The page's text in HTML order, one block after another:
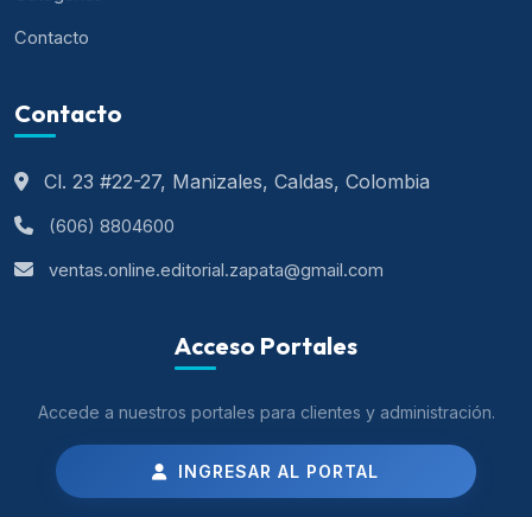
Contacto
Contacto
Cl. 23 #22-27, Manizales, Caldas, Colombia
(606) 8804600
ventas.online.editorial.zapata@gmail.com
Acceso Portales
Accede a nuestros portales para clientes y administración.
INGRESAR AL PORTAL